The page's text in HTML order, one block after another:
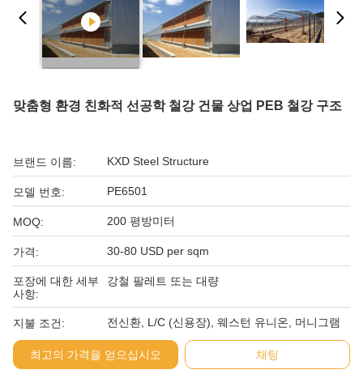
맞춤형 환경 친화적 선공학 철강 건물 상업 PEB 철강 구조
브랜드 이름: KXD Steel Structure
모델 번호: PE6501
MOQ: 200 평방미터
가격: 30-80 USD per sqm
포장에 대한 세부
사항:
강철 팔레트 또는 대량
지불 조건: 전신환, L/C (신용장), 웨스턴 유니온, 머니그램
최고의 가격을 얻으십시오 채팅